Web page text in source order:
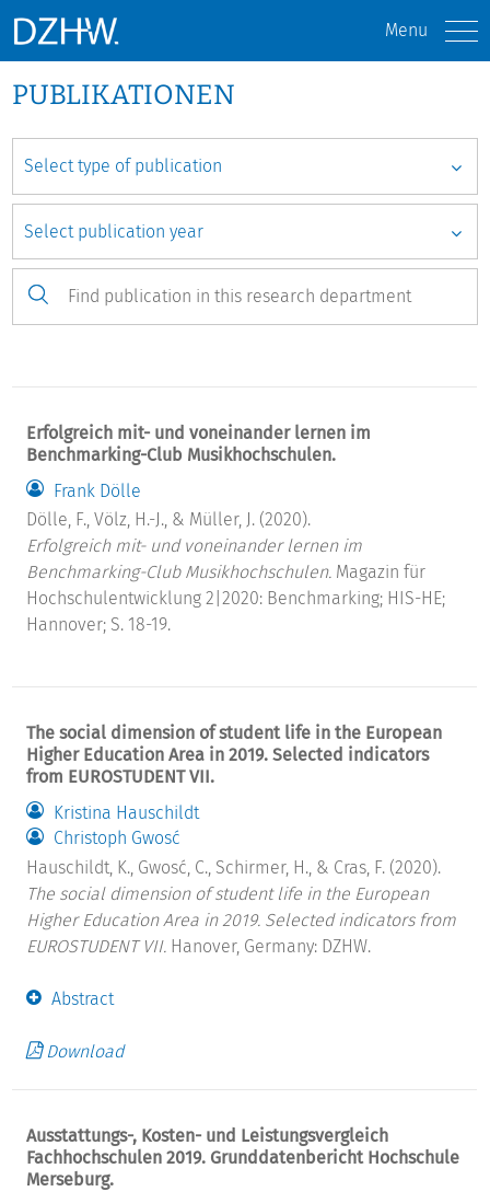
Menu
PUBLIKATIONEN
Erfolgreich mit- und voneinander lernen im
Benchmarking-Club Musikhochschulen.
Frank Dölle
Dölle, F., Völz, H.-J., & Müller, J. (2020).
Erfolgreich mit- und voneinander lernen im
Benchmarking-Club Musikhochschulen. Magazin für
Hochschulentwicklung 2|2020: Benchmarking; HIS-HE;
Hannover; S. 18-19.
The social dimension of student life in the European
Higher Education Area in 2019. Selected indicators
from EUROSTUDENT VII.
Kristina Hauschildt
Christoph Gwosć
Hauschildt, K., Gwosć, C., Schirmer, H., & Cras, F. (2020).
The social dimension of student life in the European
Higher Education Area in 2019. Selected indicators from
EUROSTUDENT VII. Hanover, Germany: DZHW.
Abstract
Download
Ausstattungs-, Kosten- und Leistungsvergleich
Fachhochschulen 2019. Grunddatenbericht Hochschule
Merseburg.